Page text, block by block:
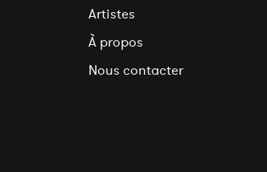
Artistes
À propos
Nous contacter